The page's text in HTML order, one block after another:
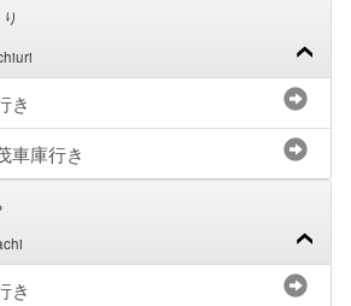
き
車庫行き
き